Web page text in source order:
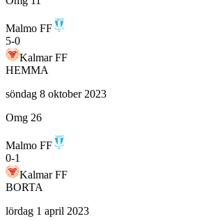
Malmo FF
5-0
Kalmar FF
HEMMA
söndag 8 oktober 2023
Omg 26
Malmo FF
0-1
Kalmar FF
BORTA
lördag 1 april 2023